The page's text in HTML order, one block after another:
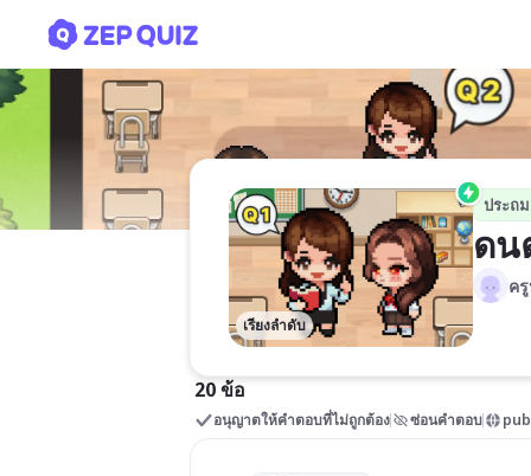
เรียงลำดับ
ประถ
ดน
ค
20 ข้อ
อนุญาตให้คำตอบที่ไม่ถูกต้อง ซ่อนคำตอบ